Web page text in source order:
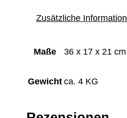
Zusätzliche
Maße 36 x 17 x 21 cm
Gewicht ca. 4 KG